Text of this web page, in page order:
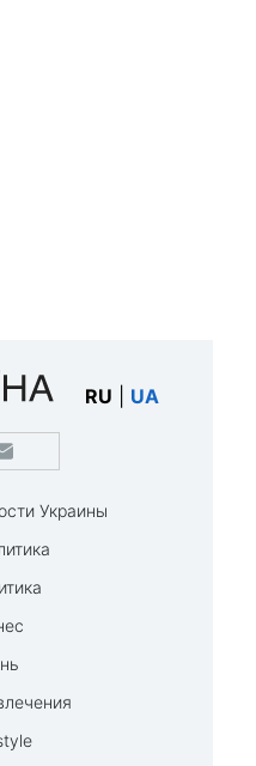
RU UA
Украины